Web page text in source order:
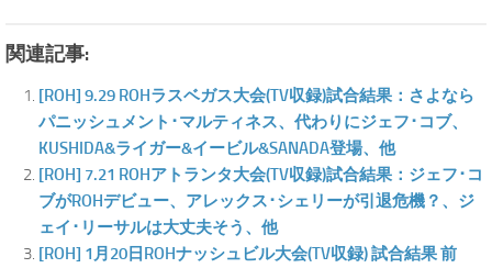
関連記事:
[ROH] 9.29 ROHラスベガス大会(TV収録)試合結果：さよなら
パニッシュメント･マルティネス、代わりにジェフ･コブ、
KUSHIDA&ライガー&イービル&SANADA登場、他
[ROH] 7.21 ROHアトランタ大会(TV収録)試合結果：ジェフ･コ
ブがROHデビュー、アレックス･シェリーが引退危機？、ジ
ェイ･リーサルは大丈夫そう、他
[ROH] 1月20日ROHナッシュビル大会(TV収録) 試合結果 前